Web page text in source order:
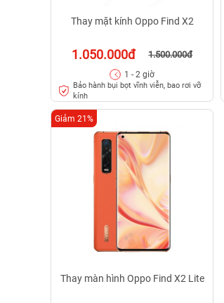
Thay mặt kính Oppo Find X2
1.050.000đ 1.500.000đ
1 - 2 giờ
Bảo hành bụi bọt vĩnh viễn, bao rơi vỡ
kính
Thay màn hình Oppo Find X2 Lite
Giảm 21%